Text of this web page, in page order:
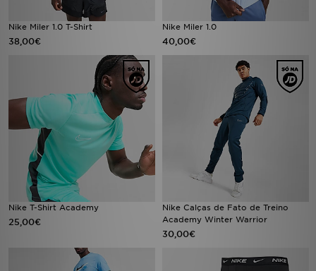
Nike Miler 1.0 T-Shirt
38,00€
Nike Miler 1.0
40,00€
Nike T-Shirt Academy
25,00€
Nike Calças de Fato de Treino
Academy Winter Warrior
30,00€